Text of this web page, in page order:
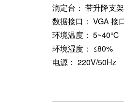
滴定台： 带升降支
数据接口： VGA 接
环境温度： 5~40℃
环境湿度： ≤80%
电源： 220V/50Hz